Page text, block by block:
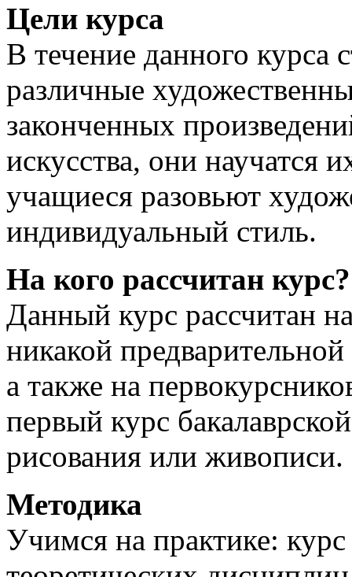
Цели курса
В течение данного курса
различные
законченных
искусства, они научатся
учащиеся разовьют
индивидуальный стиль.
На кого рассчитан курс?
Данный курс рассчитан
никакой
а также на
первый курс
рисования или живописи.
Методика
Учимся на практике: